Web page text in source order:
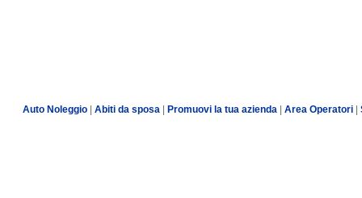
Auto Noleggio Abiti da sposa Promuovi la tua azienda Area Operatori